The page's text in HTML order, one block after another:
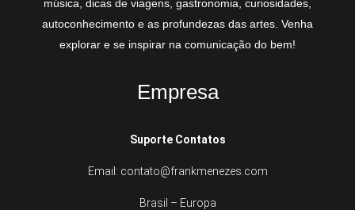
música, dicas de viagens, gastronomia, curiosidades,
autoconhecimento e as profundezas das artes. Venha
explorar e se inspirar na comunicação do bem!
Empresa
Suporte Contatos
Email: contato@frankmenezes.com
Brasil – Europa